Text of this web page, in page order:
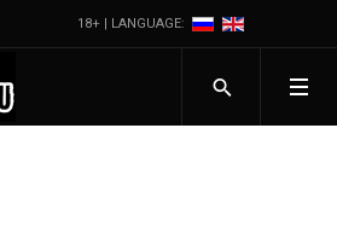
18+ | LANGUAGE: